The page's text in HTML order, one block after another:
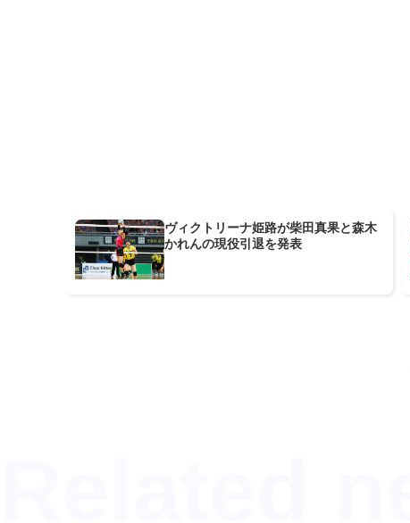
ヴィクトリーナ姫路が柴田真果と森木
かれんの現役引退を発表